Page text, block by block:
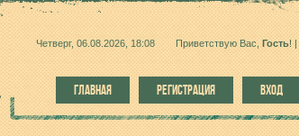
Четверг, 06.08.2026, 18:08 Приветствую Вас Гость! |
ГЛАВНАЯ РЕГИСТРАЦИЯ ВХОД